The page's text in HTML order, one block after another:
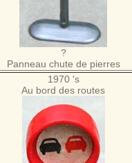
?
Panneau chute de pierres
1970 's
Au bord des routes